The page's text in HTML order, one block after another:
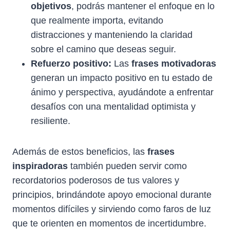
objetivos, podrás mantener el enfoque en lo
que realmente importa, evitando
distracciones y manteniendo la claridad
sobre el camino que deseas seguir.
Refuerzo positivo: Las frases motivadoras
generan un impacto positivo en tu estado de
ánimo y perspectiva, ayudándote a enfrentar
desafíos con una mentalidad optimista y
resiliente.
Además de estos beneficios, las frases
inspiradoras también pueden servir como
recordatorios poderosos de tus valores y
principios, brindándote apoyo emocional durante
momentos difíciles y sirviendo como faros de luz
que te orienten en momentos de incertidumbre.